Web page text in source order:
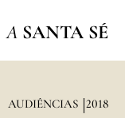
A SANTA SÉ
AUDIÊNCIAS 2018